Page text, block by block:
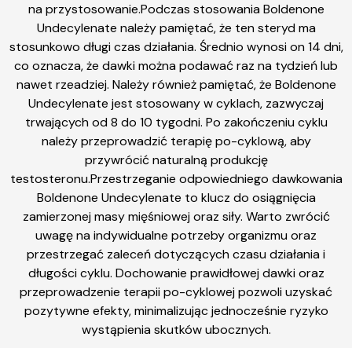
na przystosowanie.Podczas stosowania Boldenone
Undecylenate należy pamiętać, że ten steryd ma
stosunkowo długi czas działania. Średnio wynosi on 14 dni,
co oznacza, że dawki można podawać raz na tydzień lub
nawet rzeadziej. Należy również pamiętać, że Boldenone
Undecylenate jest stosowany w cyklach, zazwyczaj
trwających od 8 do 10 tygodni. Po zakończeniu cyklu
należy przeprowadzić terapię po-cyklową, aby
przywrócić naturalną produkcję
testosteronu.Przestrzeganie odpowiedniego dawkowania
Boldenone Undecylenate to klucz do osiągnięcia
zamierzonej masy mięśniowej oraz siły. Warto zwrócić
uwagę na indywidualne potrzeby organizmu oraz
przestrzegać zaleceń dotyczących czasu działania i
długości cyklu. Dochowanie prawidłowej dawki oraz
przeprowadzenie terapii po-cyklowej pozwoli uzyskać
pozytywne efekty, minimalizując jednocześnie ryzyko
wystąpienia skutków ubocznych.